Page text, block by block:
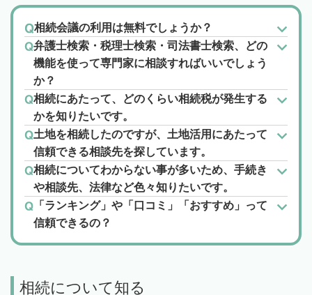
相続会議の利用は無料でしょうか？
弁護士検索・税理士検索・司法書士検索、どの
機能を使って専門家に相談すればいいでしょう
か？
相続にあたって、どのくらい相続税が発生する
かを知りたいです。
土地を相続したのですが、土地活用にあたって
信頼できる相談先を探しています。
相続についてわからない事が多いため、手続き
や相談先、法律など色々知りたいです。
「ランキング」や「口コミ」「おすすめ」って
信頼できるの？
相続について知る